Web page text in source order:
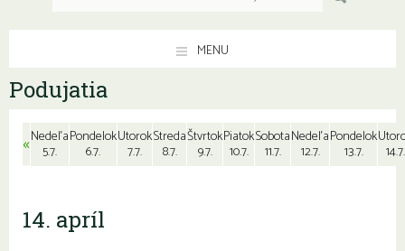
MENU
Podujatia
«Nedeľa
5.7.
Pondelok
6.7.
Utorok
7.7.
Streda
8.7.
Štvrtok
9.7.
Piatok
10.7.
Sobota
11.7.
Nedeľa
12.7.
Pondelok
13.7. 14.7.
14. apríl